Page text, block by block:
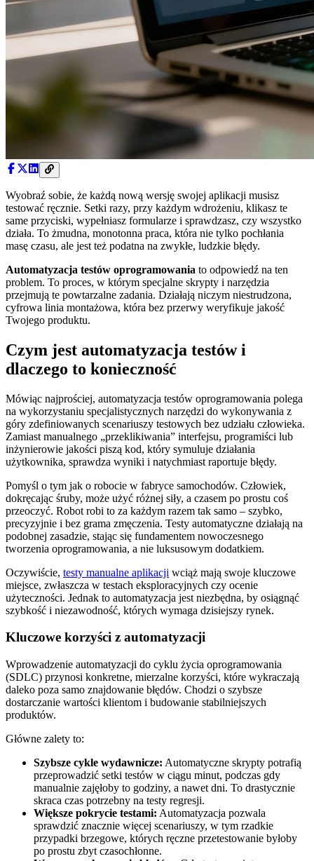
Wyobraź sobie, że każdą nową wersję swojej aplikacji musisz
testować ręcznie. Setki razy, przy każdym wdrożeniu, klikasz te
same przyciski, wypełniasz formularze i sprawdzasz, czy wszystko
działa. To żmudna, monotonna praca, która nie tylko pochłania
masę czasu, ale jest też podatna na zwykłe, ludzkie błędy.
Automatyzacja testów oprogramowania to odpowiedź na ten
problem. To proces, w którym specjalne skrypty i narzędzia
przejmują te powtarzalne zadania. Działają niczym niestrudzona,
cyfrowa linia montażowa, która bez przerwy weryfikuje jakość
Twojego produktu.
Czym jest automatyzacja testów i
dlaczego to konieczność
Mówiąc najprościej, automatyzacja testów oprogramowania polega
na wykorzystaniu specjalistycznych narzędzi do wykonywania z
góry zdefiniowanych scenariuszy testowych bez udziału człowieka.
Zamiast manualnego „przeklikiwania” interfejsu, programiści lub
inżynierowie jakości piszą kod, który symuluje działania
użytkownika, sprawdza wyniki i natychmiast raportuje błędy.
Pomyśl o tym jak o robocie w fabryce samochodów. Człowiek,
dokręcając śruby, może użyć różnej siły, a czasem po prostu coś
przeoczyć. Robot robi to za każdym razem tak samo – szybko,
precyzyjnie i bez grama zmęczenia. Testy automatyczne działają na
podobnej zasadzie, stając się fundamentem nowoczesnego
tworzenia oprogramowania, a nie luksusowym dodatkiem.
Oczywiście, testy manualne aplikacji wciąż mają swoje kluczowe
miejsce, zwłaszcza w testach eksploracyjnych czy ocenie
użyteczności. Jednak to automatyzacja jest niezbędna, by osiągnąć
szybkość i niezawodność, których wymaga dzisiejszy rynek.
Kluczowe korzyści z automatyzacji
Wprowadzenie automatyzacji do cyklu życia oprogramowania
(SDLC) przynosi konkretne, mierzalne korzyści, które wykraczają
daleko poza samo znajdowanie błędów. Chodzi o szybsze
dostarczanie wartości klientom i budowanie stabilniejszych
produktów.
Główne zalety to:
Szybsze cykle wydawnicze: Automatyczne skrypty potrafią
przeprowadzić setki testów w ciągu minut, podczas gdy
manualnie zajęłoby to godziny, a nawet dni. To drastycznie
skraca czas potrzebny na testy regresji.
Większe pokrycie testami: Automatyzacja pozwala
sprawdzić znacznie więcej scenariuszy, w tym rzadkie
przypadki brzegowe, których ręczne przetestowanie byłoby
po prostu zbyt czasochłonne.